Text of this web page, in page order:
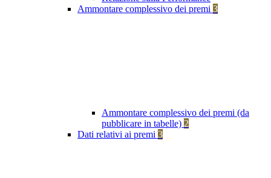
Ammontare complessivo dei premi 3
Ammontare complessivo dei premi (da
pubblicare in tabelle) 2
Dati relativi ai premi 3